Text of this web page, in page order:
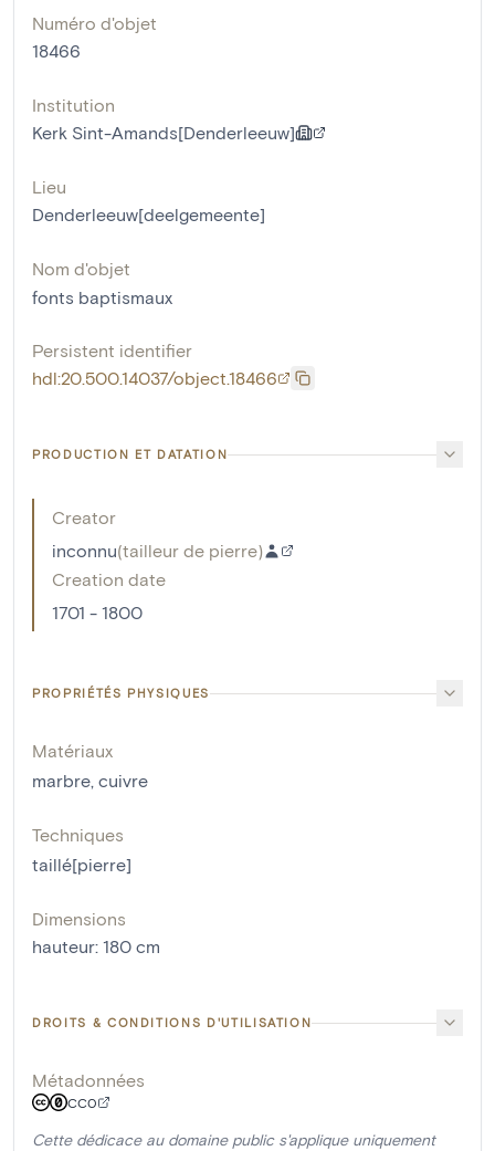
Numéro d'objet
18466
Institution
Kerk Sint-Amands[Denderleeuw]
Lieu
Denderleeuw[deelgemeente]
Nom d'objet
fonts baptismaux
Persistent identifier
hdl:20.500.14037/object.18466
PRODUCTION ET DATATION
Creator
inconnu(tailleur de pierre)
Creation date
1701 - 1800
PROPRIÉTÉS PHYSIQUES
Matériaux
marbre, cuivre
Techniques
taillé[pierre]
Dimensions
hauteur: 180 cm
DROITS & CONDITIONS D'UTILISATION
Métadonnées
CC0
Cette dédicace au domaine public s'applique uniquement